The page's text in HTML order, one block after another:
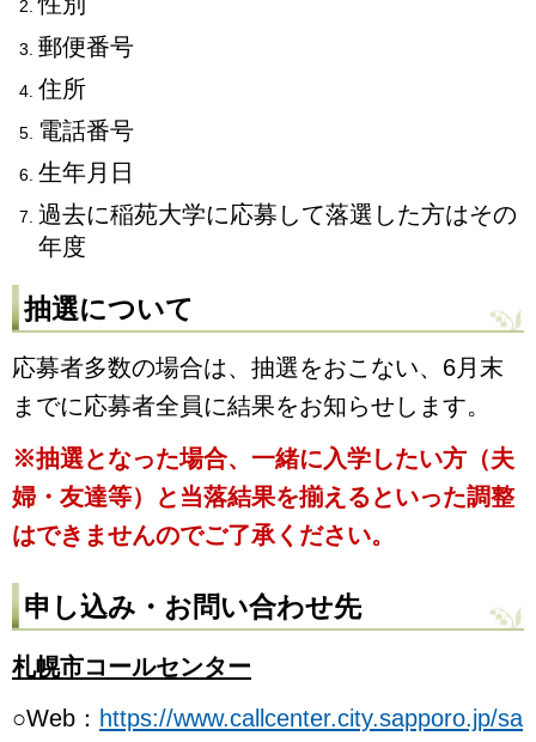
郵便番号
住所
電話番号
生年月日
過去に稲苑大学に応募して落選した方はその
年度
抽選について
応募者多数の場合は、抽選をおこない、6月末
までに応募者全員に結果をお知らせします。
※抽選となった場合、 一緒に入学したい方（夫
婦・友達等）と当落結果を揃えるといった調整
はできませんのでご了承ください。
申し込み・お問い合わせ先
札幌市コールセンター
○Web： https://www.callcenter.city.sapporo.jp/sa